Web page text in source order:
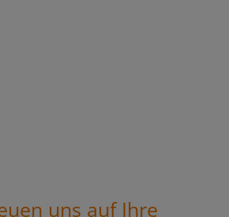
uns auf Ihre